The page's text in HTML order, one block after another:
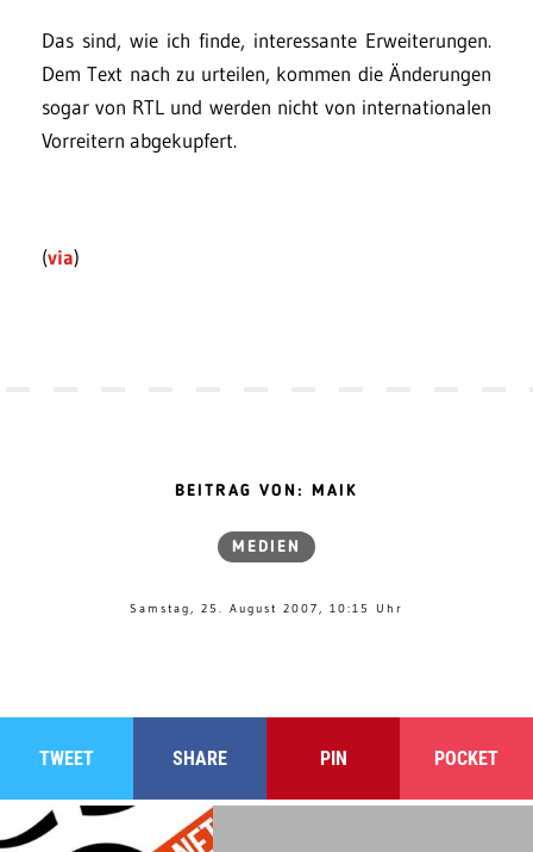
Das sind, wie ich finde, interessante Erweiterungen.
Dem Text nach zu urteilen, kommen die Änderungen
sogar von RTL und werden nicht von internationalen
Vorreitern abgekupfert.
(via)
BEITRAG VON: MAIK
MEDIEN
Samstag, 25. August 2007, 10:15 Uhr
TWEET SHARE PIN POCKET